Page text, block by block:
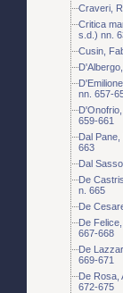
Craveri,
Critica
s.d.) nn.
Cusin,
nn. 657-
659-661
Dal
663
Dal
De
n. 665
De
De
667-668
De
669-671
De Rosa,
672-675